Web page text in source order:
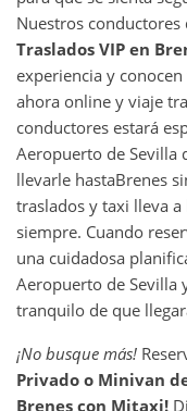
Nuestros conductores
Traslados VIP en
experiencia y
ahora online y viaje
conductores estará
Aeropuerto de Sevilla
llevarle hastaBrenes
traslados y taxi lleva
siempre. Cuando
una cuidadosa
Aeropuerto de Sevilla
tranquilo de que
¡No busque más!
Privado o Minivan
Brenes con Mitaxi!